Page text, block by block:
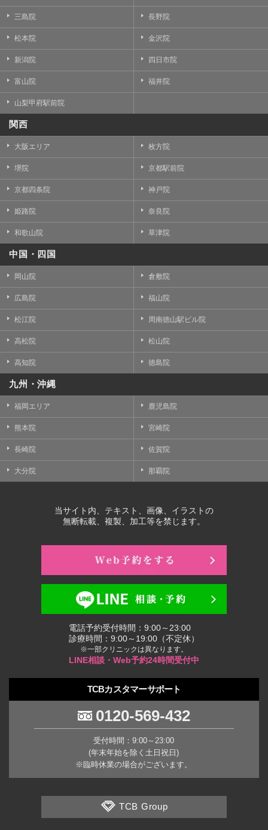
三島院 長野院
松本院 金沢院
新潟院 四日市院
富山院 福井院
山梨甲府駅前院
関西
大阪エリア 枚方院
堺院 京都駅前院
京都四条院 神戸院
姫路院 奈良院
和歌山院 草津院
中国・四国
岡山院 倉敷院
広島院 福山院
松江院 周南徳山駅ビル院
高松院 松山院
高知院 徳島院
九州・沖縄
福岡エリア 鹿児島院
熊本院 宮崎院
長崎院 佐賀院
大分院 那覇院
当サイト内、テキスト、画像、イラストの
無断転載、複製、加工等を禁じます。
電話予約受付時間：9:00～23:00
診療時間：9:00～19:00（不定休）
※一部クリニックは異なります。
LINE相談・Web予約24時間受付中
TCBカスタマーサポート
0120-569-432
受付時間：9:00～23:00
(年末年始を除く土日祝日)
※臨時休業の場合がございます。
TCB Group